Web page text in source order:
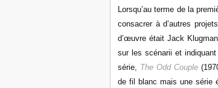
Lorsqu’au terme de la
consacrer à d’autres
d’œuvre était Jack
sur les scénarii et
série, The Odd Couple
de fil blanc mais une série